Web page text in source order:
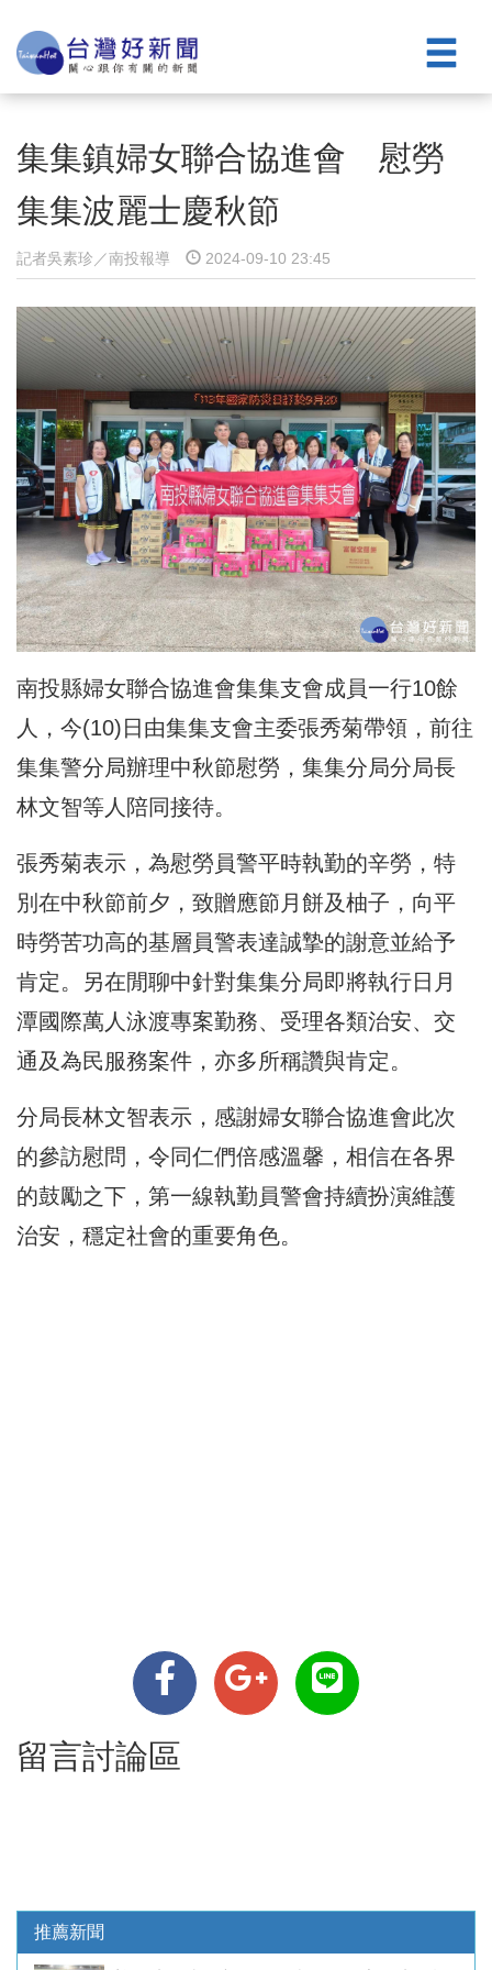
集集鎮婦女聯合協進會 慰勞
集集波麗士慶秋節
記者吳素珍／南投報導 2024-09-10 23:45
南投縣婦女聯合協進會集集支會成員一行10餘
人，今(10)日由集集支會主委張秀菊帶領，前往
集集警分局辦理中秋節慰勞，集集分局分局長
林文智等人陪同接待。
張秀菊表示，為慰勞員警平時執勤的辛勞，特
別在中秋節前夕，致贈應節月餅及柚子，向平
時勞苦功高的基層員警表達誠摯的謝意並給予
肯定。另在閒聊中針對集集分局即將執行日月
潭國際萬人泳渡專案勤務、受理各類治安、交
通及為民服務案件，亦多所稱讚與肯定。
分局長林文智表示，感謝婦女聯合協進會此次
的參訪慰問，令同仁們倍感溫馨，相信在各界
的鼓勵之下，第一線執勤員警會持續扮演維護
治安，穩定社會的重要角色。
留言討論區
推薦新聞